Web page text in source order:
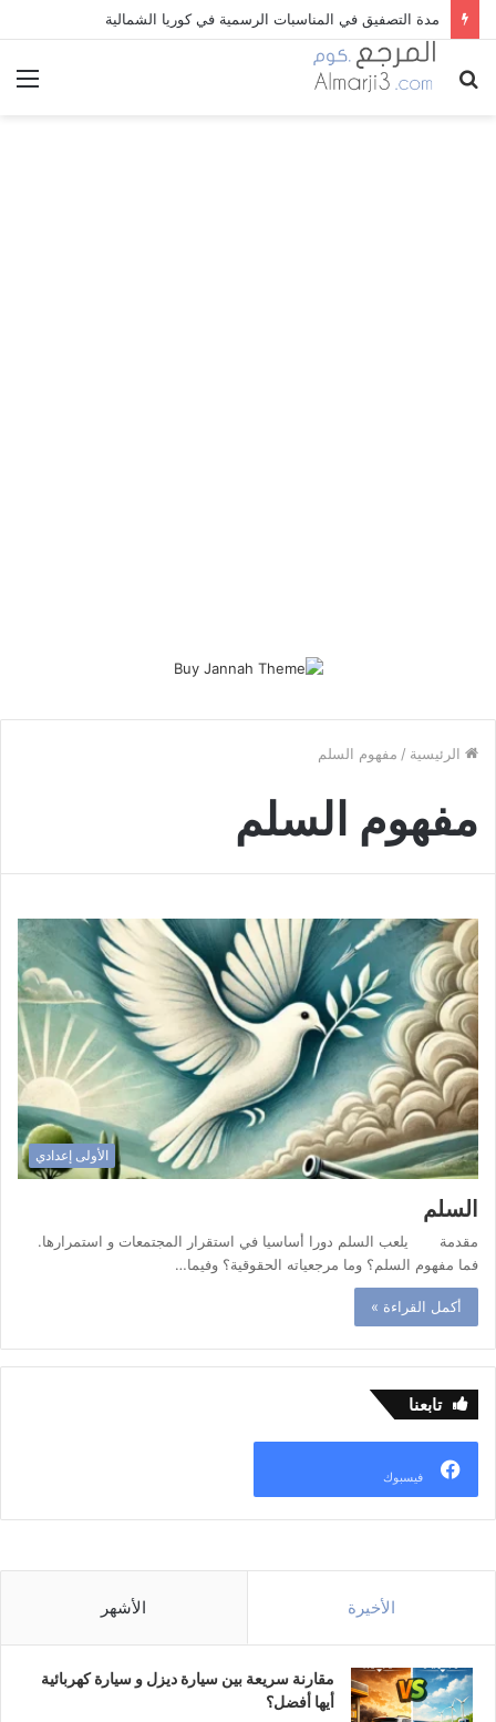
مدة التصفيق في المناسبات الرسمية في كوريا الشمالية
بحث
الرئيسية / مفهوم السلم
مفهوم السلم
الأولى إعدادي
السلم
مقدمة يلعب السلم دورا أساسيا في استقرار المجتمعات و استمرارها.
فما مفهوم السلم؟ وما مرجعياته الحقوقية؟ وفيما…
أكمل القراءة »
تابعنا
فيسبوك
الأخيرة الأشهر
مقارنة سريعة بين سيارة ديزل و سيارة كهربائية
أيها أفضل؟